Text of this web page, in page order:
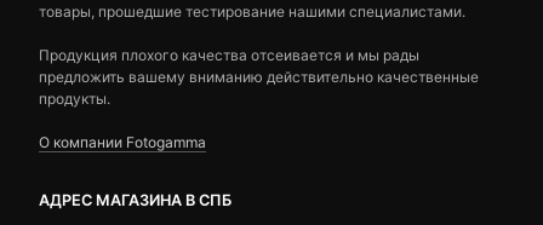
товары, прошедшие тестирование нашими специалистами.
Продукция плохого качества отсеивается и мы рады
предложить вашему вниманию действительно качественные
продукты.
О компании Fotogamma
АДРЕС МАГАЗИНА В СПБ